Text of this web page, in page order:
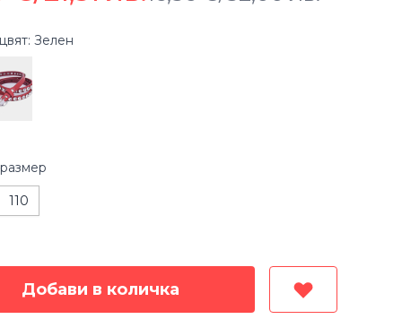
Зелен
размер
110
Добави в количка